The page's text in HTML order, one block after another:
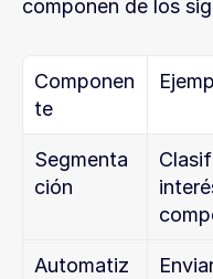
componen de los
Componen
te
Segmenta
ción
Automatiz